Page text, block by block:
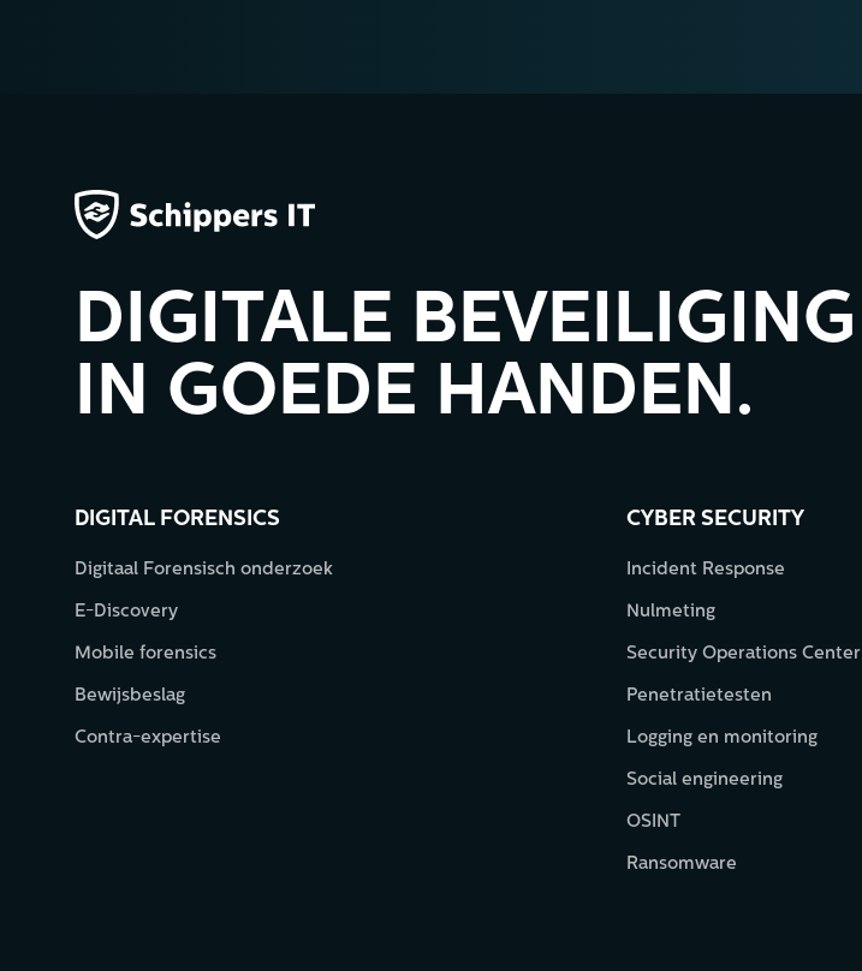
DIGITALE BEVEILIGING
IN GOEDE HANDEN.
DIGITAL FORENSICS
Digitaal Forensisch onderzoek
E-Discovery
Mobile forensics
Bewijsbeslag
Contra-expertise
CYBER SECURITY
Incident Response
Nulmeting
Security Operations Center
Penetratietesten
Logging en monitoring
Social engineering
OSINT
Ransomware